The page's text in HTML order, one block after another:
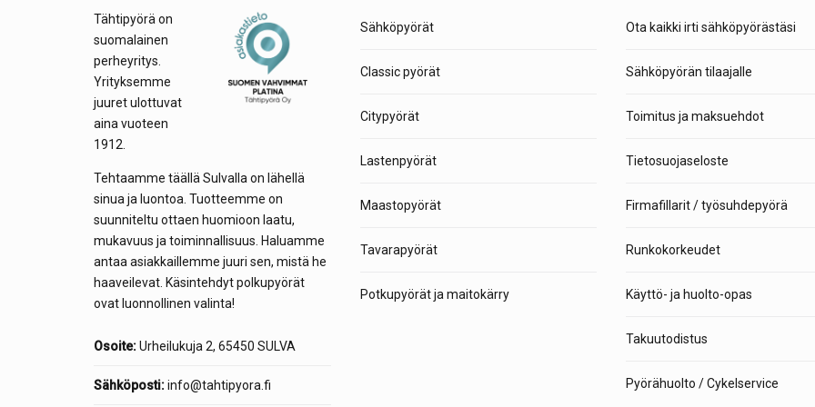
Tähtipyörä on
suomalainen
perheyritys.
Yrityksemme
juuret ulottuvat
aina vuoteen
1912.
Tehtaamme täällä Sulvalla on lähellä
sinua ja luontoa. Tuotteemme on
suunniteltu ottaen huomioon laatu,
mukavuus ja toiminnallisuus. Haluamme
antaa asiakkaillemme juuri sen, mistä he
haaveilevat. Käsintehdyt polkupyörät
ovat luonnollinen valinta!
Osoite:Urheilukuja 2, 65450 SULVA
Sähköposti:info@tahtipyora.fi
Sähköpyörät
Classic pyörät
Citypyörät
Lastenpyörät
Maastopyörät
Tavarapyörät
Potkupyörät ja maitokärry
Ota kaikki irti sähköpyörästäsi
Sähköpyörän tilaajalle
Toimitus ja maksuehdot
Tietosuojaseloste
Firmafillarit / työsuhdepyörä
Runkokorkeudet
Käyttö- ja huolto-opas
Takuutodistus
Pyörähuolto / Cykelservice